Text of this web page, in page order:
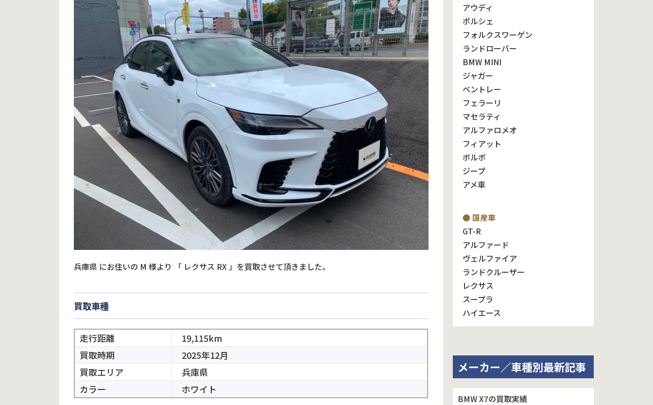
兵庫県 にお住いの M 様より 「 レクサス RX 」を買取させて頂きました。
買取車種
走行距離
19,115km
買取時期
2025年12月
買取エリア
兵庫県
カラー
ホワイト
アウディ
ポルシェ
フォルクスワーゲン
ランドローバー
BMW MINI
ジャガー
ベントレー
フェラーリ
マセラティ
アルファロメオ
フィアット
ボルボ
ジープ
アメ車
● 国産車
GT-R
アルファード
ヴェルファイア
ランドクルーザー
レクサス
スープラ
ハイエース
メーカー／車種別最新記事
BMW X7の買取実績